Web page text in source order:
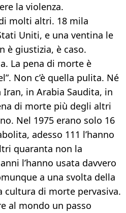
la violenza.
molti altri. 18 mila
Uniti, e una ventina le
è giustizia, è caso.
La pena di morte è
Non c’è quella pulita. Né
in Arabia Saudita, in
di morte più degli altri
Nel 1975 erano solo 16
adesso 111 l’hanno
quaranta non la
l’hanno usata davvero
a una svolta della
cultura di morte pervasiva.
al mondo un passo